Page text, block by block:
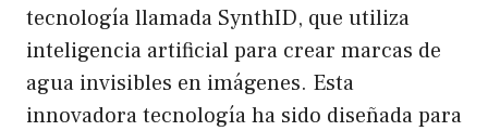
tecnología llamada SynthID, que utiliza
inteligencia artificial para crear marcas de
agua invisibles en imágenes. Esta
innovadora tecnología ha sido diseñada para